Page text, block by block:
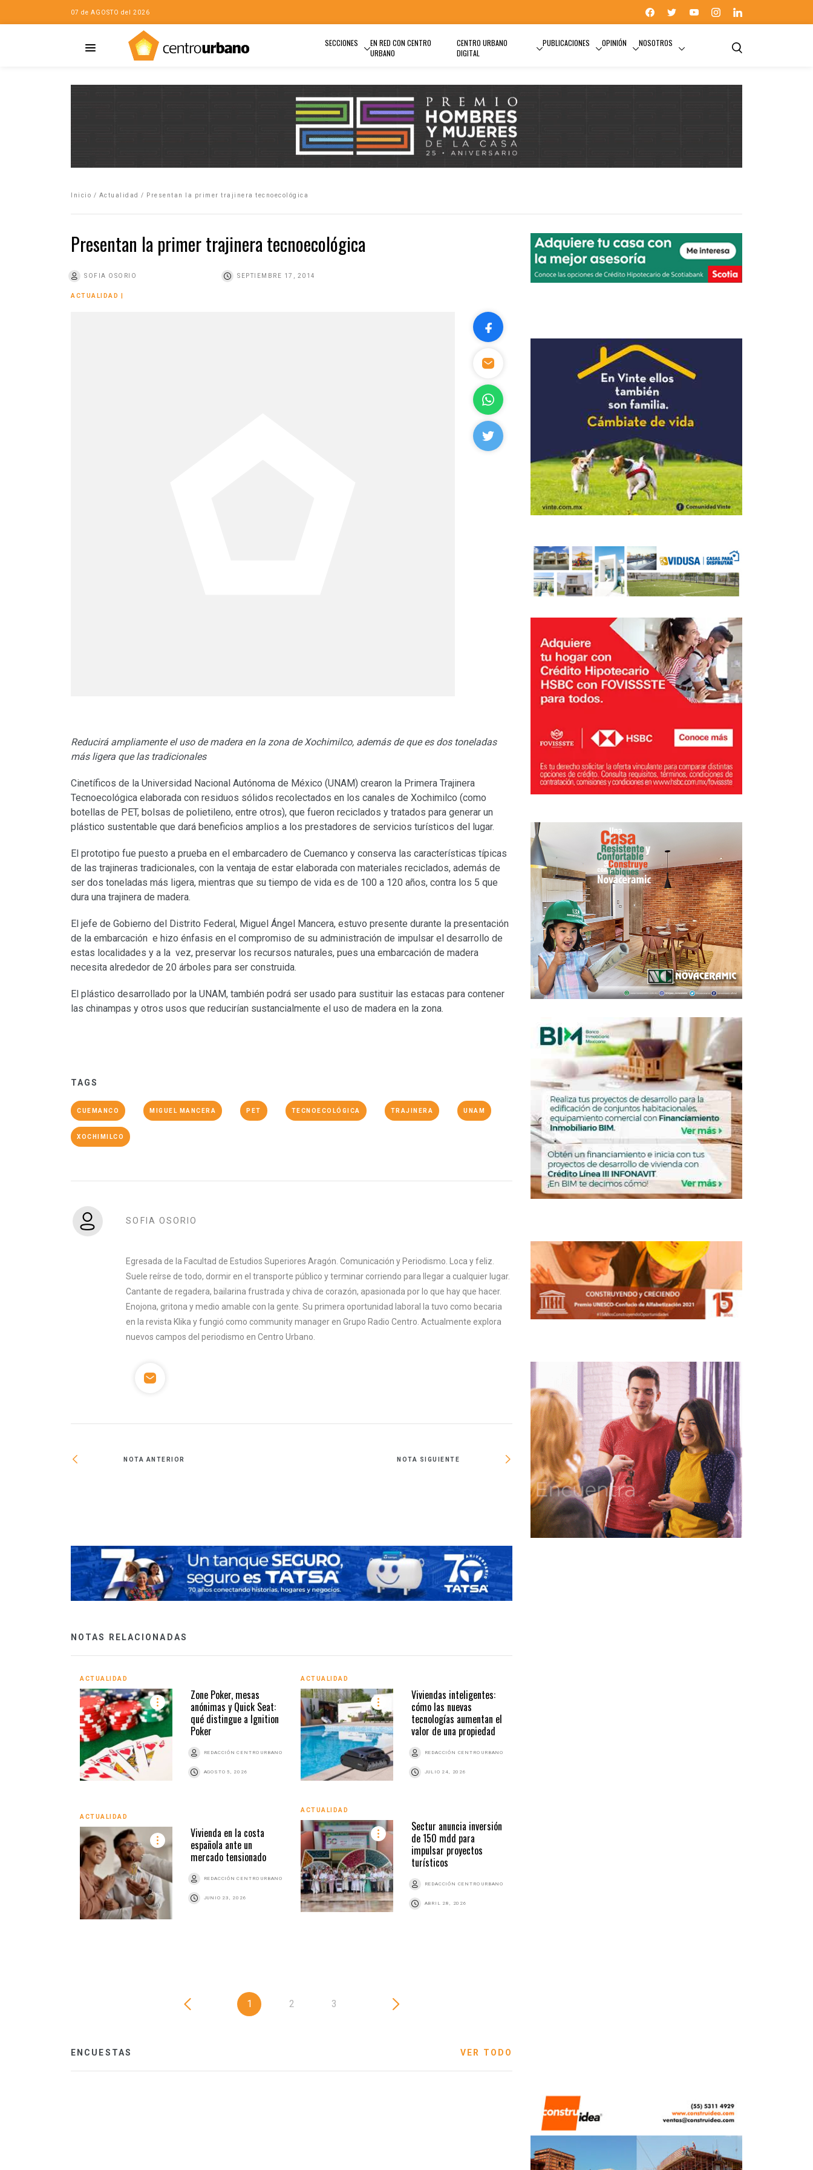
07 de AGOSTO del 2026
SECCIONES
EN RED CON CENTRO
URBANO
CENTRO URBANO
DIGITAL
PUBLICACIONES OPINIÓN NOSOTROS
Inicio / Actualidad / Presentan la primer trajinera tecnoecológica
Presentan la primer trajinera tecnoecológica
SOFIA OSORIO SEPTIEMBRE 17, 2014
ACTUALIDAD
Reducirá ampliamente el uso de madera en la zona de Xochimilco, además de que es dos toneladas
más ligera que las tradicionales
Cinetíficos de la Universidad Nacional Autónoma de México (UNAM) crearon la Primera Trajinera
Tecnoecológica elaborada con residuos sólidos recolectados en los canales de Xochimilco (como
botellas de PET, bolsas de polietileno, entre otros), que fueron reciclados y tratados para generar un
plástico sustentable que dará beneficios amplios a los prestadores de servicios turísticos del lugar.
El prototipo fue puesto a prueba en el embarcadero de Cuemanco y conserva las características típicas
de las trajineras tradicionales, con la ventaja de estar elaborada con materiales reciclados, además de
ser dos toneladas más ligera, mientras que su tiempo de vida es de 100 a 120 años, contra los 5 que
dura una trajinera de madera.
El jefe de Gobierno del Distrito Federal, Miguel Ángel Mancera, estuvo presente durante la presentación
de la embarcación e hizo énfasis en el compromiso de su administración de impulsar el desarrollo de
estas localidades y a la vez, preservar los recursos naturales, pues una embarcación de madera
necesita alrededor de 20 árboles para ser construida.
El plástico desarrollado por la UNAM, también podrá ser usado para sustituir las estacas para contener
las chinampas y otros usos que reducirían sustancialmente el uso de madera en la zona.
TAGS
CUEMANCO MIGUEL MANCERA PET TECNOECOLÓGICA TRAJINERA UNAM
XOCHIMILCO
SOFIA OSORIO
Egresada de la Facultad de Estudios Superiores Aragón. Comunicación y Periodismo. Loca y feliz.
Suele reírse de todo, dormir en el transporte público y terminar corriendo para llegar a cualquier lugar.
Cantante de regadera, bailarina frustrada y chiva de corazón, apasionada por lo que hay que hacer.
Enojona, gritona y medio amable con la gente. Su primera oportunidad laboral la tuvo como becaria
en la revista Klika y fungió como community manager en Grupo Radio Centro. Actualmente explora
nuevos campos del periodismo en Centro Urbano.
NOTA ANTERIOR NOTA SIGUIENTE
Cumple Infonavit con 61.72 por ciento de
meta anual de créditos
NOTAS RELACIONADAS
ACTUALIDAD
Zone Poker, mesas
anónimas y Quick Seat:
qué distingue a Ignition
Poker
REDACCIÓN CENTRO URBANO
AGOSTO 5, 2026
ACTUALIDAD
Viviendas inteligentes:
cómo las nuevas
tecnologías aumentan el
valor de una propiedad
REDACCIÓN CENTRO URBANO
JULIO 24, 2026
ACTUALIDAD
Vivienda en la costa
española ante un
mercado tensionado
REDACCIÓN CENTRO URBANO
JUNIO 23, 2026
ACTUALIDAD
Sectur anuncia inversión
de 150 mdd para
impulsar proyectos
turísticos
REDACCIÓN CENTRO URBANO
ABRIL 28, 2026
1 2 3
ENCUESTAS VER TODO